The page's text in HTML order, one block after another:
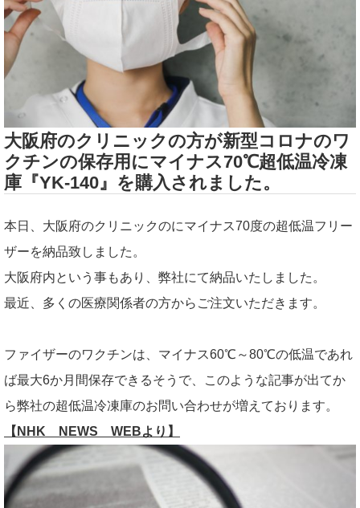
大阪府のクリニックの方が新型コロナのワ
クチンの保存用にマイナス70℃超低温冷凍
庫『YK-140』を購入されました。
本日、大阪府のクリニックのにマイナス70度の超低温フリー
ザーを納品致しました。
大阪府内という事もあり、弊社にて納品いたしました。
最近、多くの医療関係者の方からご注文いただきます。
ファイザーのワクチンは、マイナス60℃～80℃の低温であれ
ば最大6か月間保存できるそうで、このような記事が出てか
ら弊社の超低温冷凍庫のお問い合わせが増えております。
【NHK NEWS WEBより】